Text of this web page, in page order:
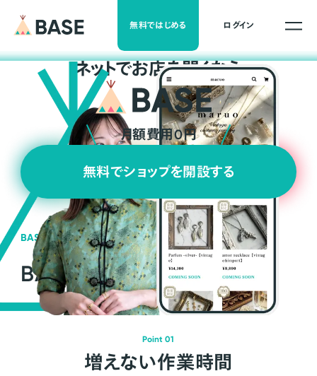
無料ではじめる ログイン
ネットでお店を開くなら
月額費用0円
無料でショップを開設する
BASEの強み
BASEが強い3つの理由
Point 01
増えない作業時間